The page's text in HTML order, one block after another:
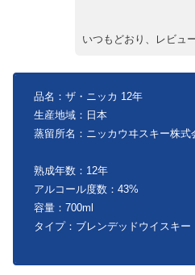
いつもどおり、レビュ
品名：ザ・ニッカ 12年
生産地域：日本
蒸留所名：ニッカウヰスキー株式
熟成年数：12年
アルコール度数：43%
容量：700ml
タイプ：ブレンデッドウイスキー